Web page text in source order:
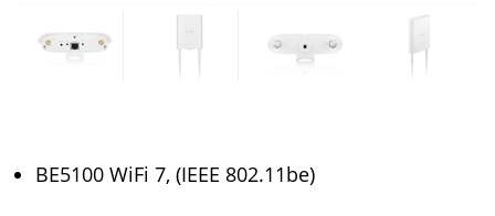
BE5100 WiFi 7, (IEEE 802.11be)